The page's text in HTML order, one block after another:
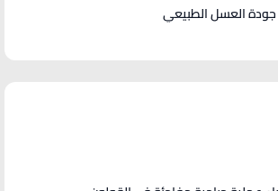
العسل الطبيعي